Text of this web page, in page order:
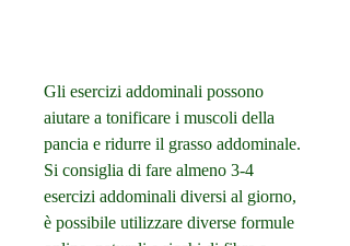
Gli esercizi addominali possono
aiutare a tonificare i muscoli della
pancia e ridurre il grasso addominale.
Si consiglia di fare almeno 3-4
esercizi addominali diversi al giorno,
è possibile utilizzare diverse formule